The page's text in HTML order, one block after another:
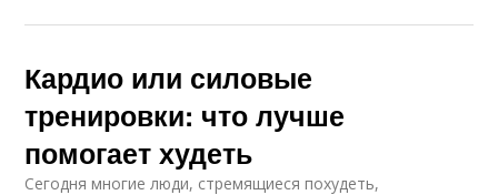
Кардио или силовые
тренировки: что лучше
помогает худеть
Сегодня многие люди, стремящиеся похудеть,